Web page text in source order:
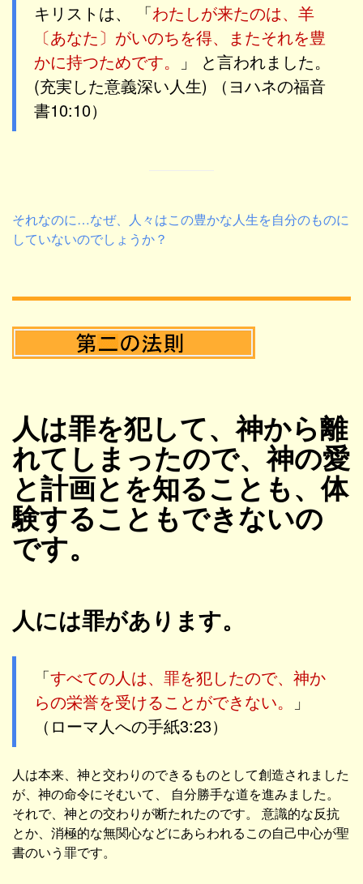
キリストは、 「わたしが来たのは、羊
〔あなた〕がいのちを得、またそれを豊
かに持つためです。
」 と言われました。
(充実した意義深い人生) （ヨハネの福音
書10:10）
それなのに…なぜ、人々はこの豊かな人生を自分のものに
していないのでしょうか？
人は罪を犯して、神から離
れてしまったので、神の愛
と計画とを知ることも、体
験することもできないの
です。
人には罪があります。
「すべての人は、罪を犯したので、神か
らの栄誉を受けることができない。
」
（ローマ人への手紙3:23）
人は本来、神と交わりのできるものとして創造されました
が、神の命令にそむいて、 自分勝手な道を進みました。
それで、神との交わりが断たれたのです。 意識的な反抗
とか、消極的な無関心などにあらわれるこの自己中心が聖
書のいう罪です。